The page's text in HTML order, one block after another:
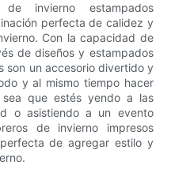
invierno estampados
perfecta de calidez y
Con la capacidad de
de diseños y estampados
son un accesorio divertido y
y al mismo tiempo hacer
que estés yendo a las
o asistiendo a un evento
de invierno impresos
de agregar estilo y